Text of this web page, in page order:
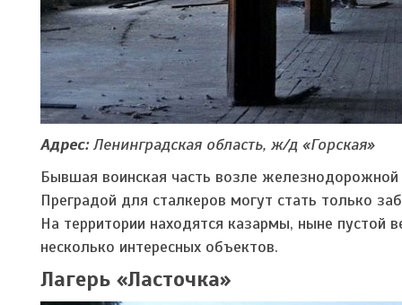
Адрес:Ленинградская область, ж/д «Горская»
Бывшая воинская часть возле
Преградой для сталкеров могут стать только
На территории находятся казармы, ныне
несколько интересных объектов.
Лагерь «Ласточка»